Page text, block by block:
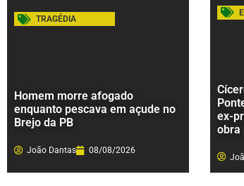
TRAGÉDIA
Homem morre afogado
enquanto pescava em açude no
Brejo da PB
João Dantas 08/08/2026
ex-
obra